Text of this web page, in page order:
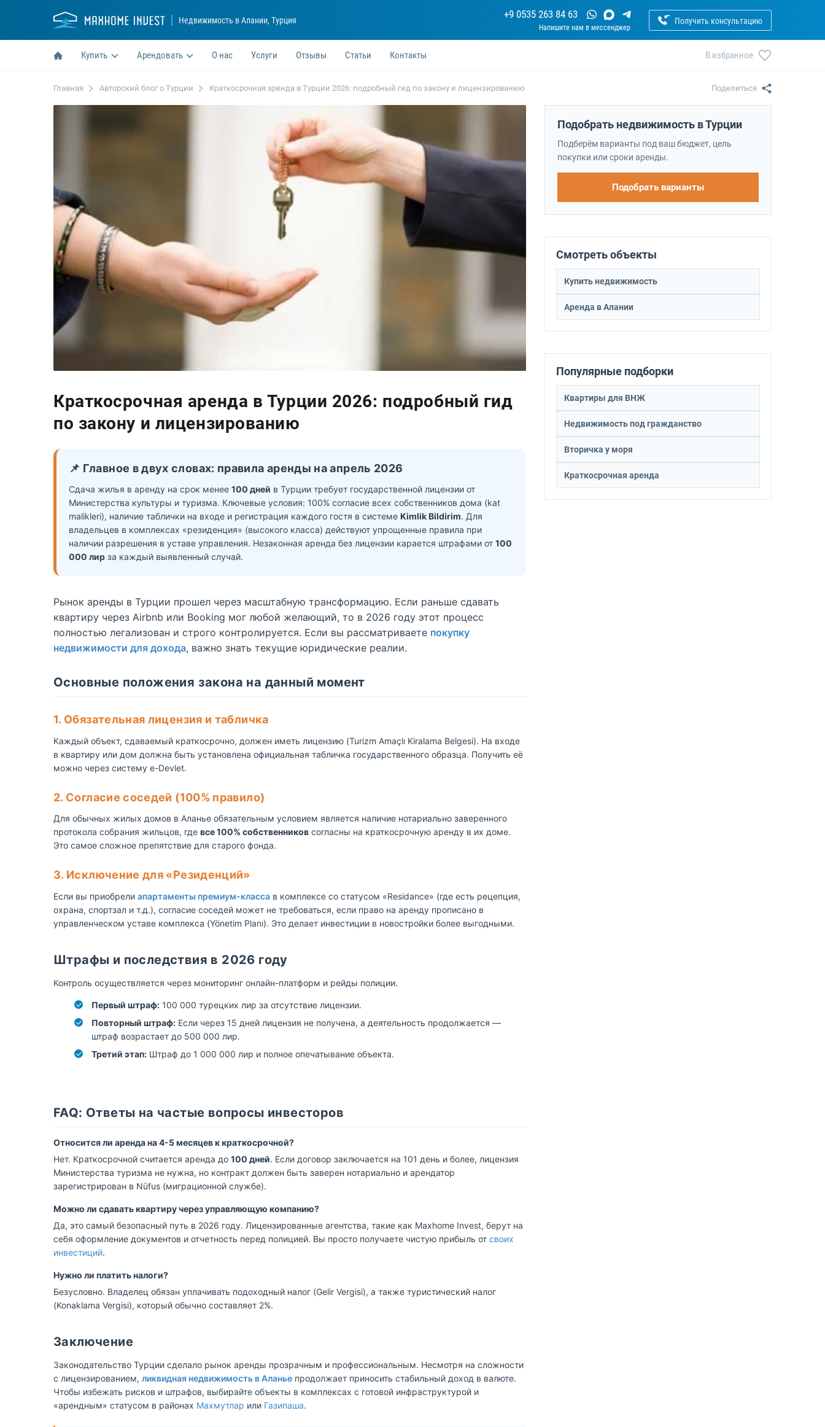
Недвижимость в Алании, Турция +9 0535 263 84 63
Получить консультацию
Купить Арендовать О нас Услуги Отзывы Статьи Контакты В избранное
Главная Авторский блог о Турции Краткосрочная аренда в Турции 2026: подробный гид по закону и лицензированию Поделиться
Краткосрочная аренда в Турции 2026: подробный гид
по закону и лицензированию
📌 Главное в двух словах: правила аренды на апрель 2026
Сдача жилья в аренду на срок менее 100 дней в Турции требует государственной лицензии от
Министерства культуры и туризма. Ключевые условия: 100% согласие всех собственников дома (kat
malikleri), наличие таблички на входе и регистрация каждого гостя в системе Kimlik Bildirim. Для
владельцев в комплексах «резиденция» (высокого класса) действуют упрощенные правила при
наличии разрешения в уставе управления. Незаконная аренда без лицензии карается штрафами от 100
000 лир за каждый выявленный случай.
Рынок аренды в Турции прошел через масштабную трансформацию. Если раньше сдавать
квартиру через Airbnb или Booking мог любой желающий, то в 2026 году этот процесс
полностью легализован и строго контролируется. Если вы рассматриваете покупку
недвижимости для дохода, важно знать текущие юридические реалии.
Основные положения закона на данный момент
1. Обязательная лицензия и табличка
Каждый объект, сдаваемый краткосрочно, должен иметь лицензию (Turizm Amaçlı Kiralama Belgesi). На входе
в квартиру или дом должна быть установлена официальная табличка государственного образца. Получить её
можно через систему e-Devlet.
2. Согласие соседей (100% правило)
Для обычных жилых домов в Аланье обязательным условием является наличие нотариально заверенного
протокола собрания жильцов, где все 100% собственников согласны на краткосрочную аренду в их доме.
Это самое сложное препятствие для старого фонда.
3. Исключение для «Резиденций»
Если вы приобрели апартаменты премиум-класса в комплексе со статусом «Residance» (где есть рецепция,
охрана, спортзал и т.д.), согласие соседей может не требоваться, если право на аренду прописано в
управленческом уставе комплекса (Yönetim Planı). Это делает инвестиции в новостройки более выгодными.
Штрафы и последствия в 2026 году
Контроль осуществляется через мониторинг онлайн-платформ и рейды полиции.
Первый штраф: 100 000 турецких лир за отсутствие лицензии.
Повторный штраф: Если через 15 дней лицензия не получена, а деятельность продолжается —
штраф возрастает до 500 000 лир.
Третий этап: Штраф до 1 000 000 лир и полное опечатывание объекта.
FAQ: Ответы на частые вопросы инвесторов
Относится ли аренда на 4-5 месяцев к краткосрочной?
Нет. Краткосрочной считается аренда до 100 дней. Если договор заключается на 101 день и более, лицензия
Министерства туризма не нужна, но контракт должен быть заверен нотариально и арендатор
зарегистрирован в Nüfus (миграционной службе).
Можно ли сдавать квартиру через управляющую компанию?
Да, это самый безопасный путь в 2026 году. Лицензированные агентства, такие как Maxhome Invest, берут на
себя оформление документов и отчетность перед полицией. Вы просто получаете чистую прибыль от своих
инвестиций.
Нужно ли платить налоги?
Безусловно. Владелец обязан уплачивать подоходный налог (Gelir Vergisi), а также туристический налог
(Konaklama Vergisi), который обычно составляет 2%.
Заключение
Законодательство Турции сделало рынок аренды прозрачным и профессиональным. Несмотря на сложности
с лицензированием, ликвидная недвижимость в Аланье продолжает приносить стабильный доход в валюте.
Чтобы избежать рисков и штрафов, выбирайте объекты в комплексах с готовой инфраструктурой и
«арендным» статусом в районах Махмутлар или Газипаша.
Подобрать недвижимость в Турции
Подберём варианты под ваш бюджет, цель
покупки или сроки аренды.
Подобрать варианты
Смотреть объекты
Купить недвижимость
Аренда в Алании
Популярные подборки
Квартиры для ВНЖ
Недвижимость под гражданство
Вторичка у моря
Краткосрочная аренда